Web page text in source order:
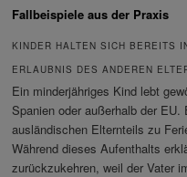
Fallbeispiele aus der Praxis
KINDER HALTEN SICH BEREITS
ERLAUBNIS DES ANDEREN
Ein minderjähriges Kind lebt
Spanien oder außerhalb der
ausländischen Elternteils zu
Während dieses Aufenthalts
zurückzukehren, weil der Vater